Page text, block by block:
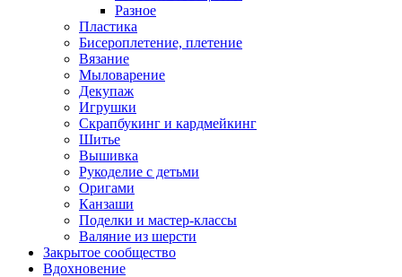
Разное
Пластика
Бисероплетение, плетение
Вязание
Мыловарение
Декупаж
Игрушки
Скрапбукинг и кардмейкинг
Шитье
Вышивка
Рукоделие с детьми
Оригами
Канзаши
Поделки и мастер-классы
Валяние из шерсти
Закрытое сообщество
Вдохновение